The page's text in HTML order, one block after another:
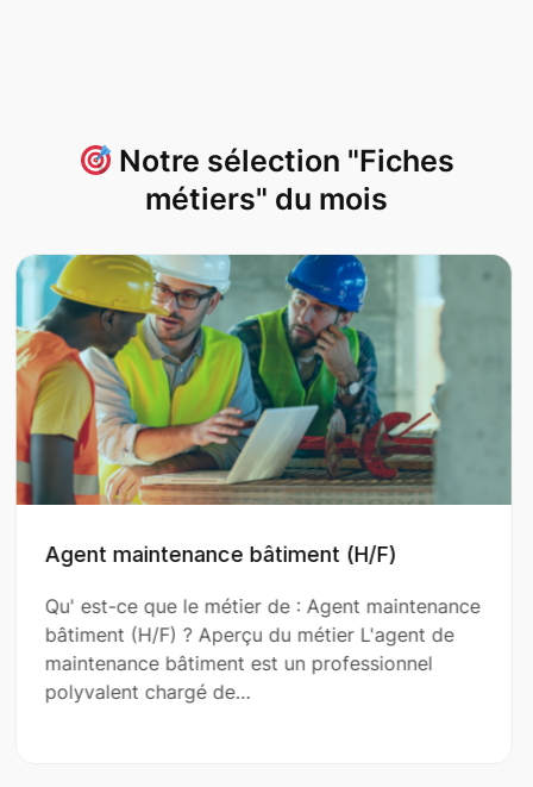
Notre sélection "Fiches
métiers" du mois
(H/F)
maintenance
L'agent de
professionnel
Aide Couvreur (H/F)
Qu' est-ce que le métier de
(H/F) ? Aperçu du métier
le couvreur principal dans